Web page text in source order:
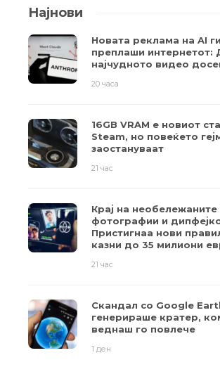
Најнови
Новата реклама на AI
преплаши интернетот:
најчудното видео
20 часа
16GB VRAM е новиот
Steam, но повеќето
заостануваат
21 час
Крај на необележаните
фотографии и
Пристигнаа нови
казни до 35 милиони
21 час
Скандал со Google
генерираше кратер,
веднаш го повлече
1 ден